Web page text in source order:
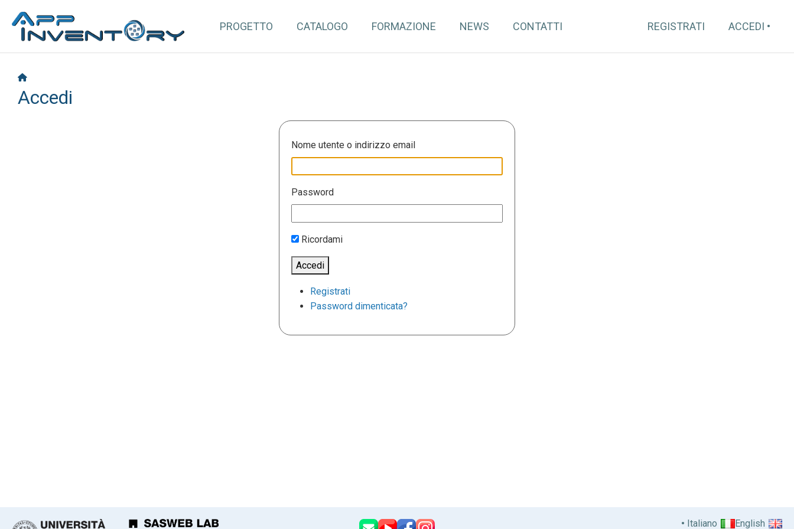
PROGETTO CATALOGO FORMAZIONE NEWS CONTATTI REGISTRATI ACCEDI
Accedi
Nome utente o indirizzo email
Password
Ricordami
Accedi
Registrati
Password dimenticata?
Italiano English